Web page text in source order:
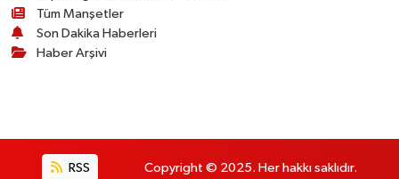
Tüm Manşetler
Son Dakika Haberleri
Haber Arşivi
RSS Copyright © 2025. Her hakkı saklıdır.